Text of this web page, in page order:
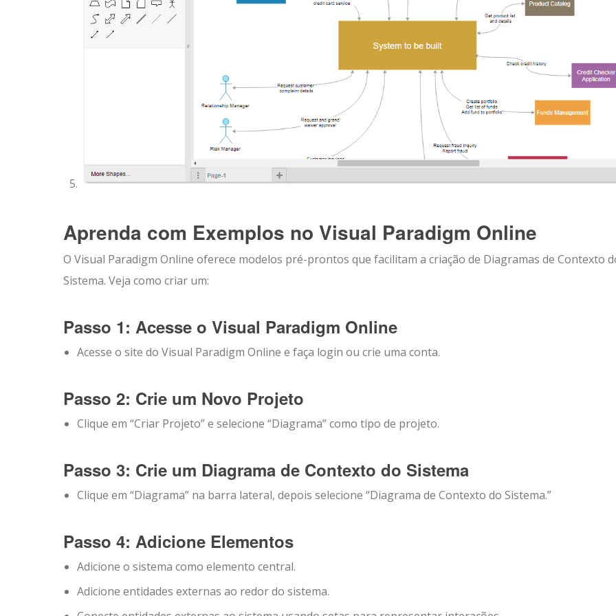
Aprenda com Exemplos no Visual Paradigm Online
O Visual Paradigm Online oferece modelos pré-prontos que facilitam a criação de Diagramas de Contexto
Sistema. Veja como criar um:
Passo 1: Acesse o Visual Paradigm Online
Acesse o site do Visual Paradigm Online e faça login ou crie uma conta.
Passo 2: Crie um Novo Projeto
Clique em “Criar Projeto” e selecione “Diagrama” como tipo de projeto.
Passo 3: Crie um Diagrama de Contexto do Sistema
Clique em “Diagrama” na barra lateral, depois selecione “Diagrama de Contexto do Sistema.”
Passo 4: Adicione Elementos
Adicione o sistema como elemento central.
Adicione entidades externas ao redor do sistema.